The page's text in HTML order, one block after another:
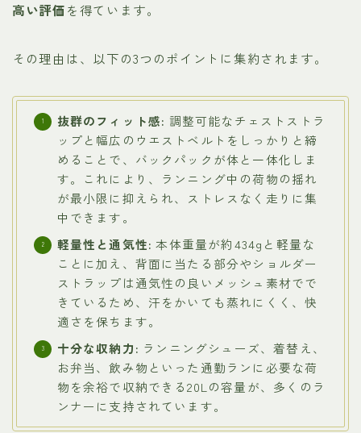
高い評価を得ています。
その理由は、以下の3つのポイントに集約されます。
抜群のフィット感: 調整可能なチェストストラ
ップと幅広のウエストベルトをしっかりと締
めることで、バックパックが体と一体化しま
す。これにより、ランニング中の荷物の揺れ
が最小限に抑えられ、ストレスなく走りに集
中できます。
軽量性と通気性: 本体重量が約434gと軽量な
ことに加え、背面に当たる部分やショルダー
ストラップは通気性の良いメッシュ素材でで
きているため、汗をかいても蒸れにくく、快
適さを保ちます。
十分な収納力: ランニングシューズ、着替え、
お弁当、飲み物といった通勤ランに必要な荷
物を余裕で収納できる20Lの容量が、多くのラ
ンナーに支持されています。